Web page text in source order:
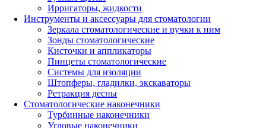
Ирригаторы, жидкости
Инструменты и аксессуары для стоматологии
Зеркала стоматологические и ручки к ним
Зонды стоматологические
Кисточки и аппликаторы
Пинцеты стоматологические
Системы для изоляции
Штопферы, гладилки, экскаваторы
Ретракция десны
Стоматологические наконечники
Турбинные наконечники
Угловые наконечники